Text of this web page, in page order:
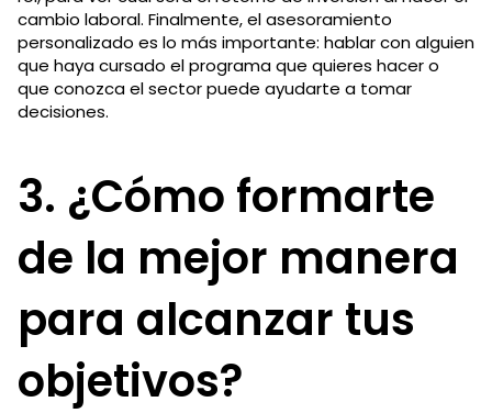
cambio laboral. Finalmente, el asesoramiento
personalizado es lo más importante: hablar con alguien
que haya cursado el programa que quieres hacer o
que conozca el sector puede ayudarte a tomar
decisiones.
3. ¿Cómo formarte
de la mejor manera
para alcanzar tus
objetivos?